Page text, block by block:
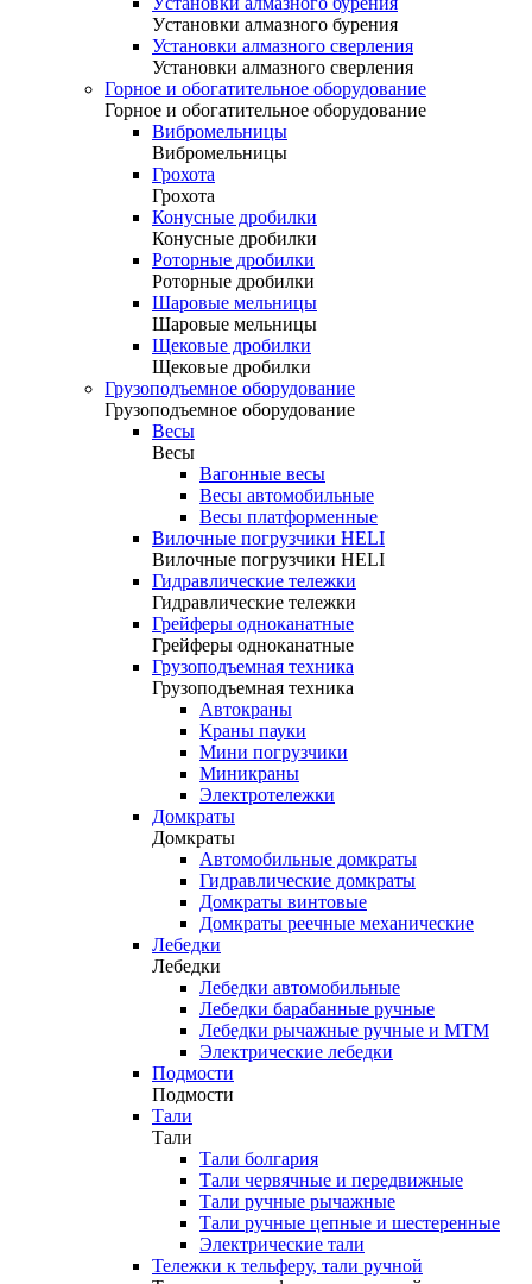
Уcтановки алмазного бурения
Установки алмазного сверления
Установки алмазного сверления
Горное и обогатительное оборудование
Горное и обогатительное оборудование
Вибромельницы
Вибромельницы
Грохота
Грохота
Конусные дробилки
Конусные дробилки
Роторные дробилки
Роторные дробилки
Шаровые мельницы
Шаровые мельницы
Щековые дробилки
Щековые дробилки
Грузоподъемное оборудование
Грузоподъемное оборудование
Весы
Весы
Вагонные весы
Весы автомобильные
Весы платформенные
Вилочные погрузчики HELI
Вилочные погрузчики HELI
Гидравлические тележки
Гидравлические тележки
Грейферы одноканатные
Грейферы одноканатные
Грузоподъемная техника
Грузоподъемная техника
Автокраны
Краны пауки
Мини погрузчики
Миникраны
Электротележки
Домкраты
Домкраты
Автомобильные домкраты
Гидравлические домкраты
Домкраты винтовые
Домкраты реечные механические
Лебедки
Лебедки
Лебедки автомобильные
Лебедки барабанные ручные
Лебедки рычажные ручные и МТМ
Электрические лебедки
Подмости
Подмости
Тали
Тали
Тали болгария
Тали червячные и передвижные
Тали ручные рычажные
Тали ручные цепные и шестеренные
Электрические тали
Тележки к тельферу, тали ручной